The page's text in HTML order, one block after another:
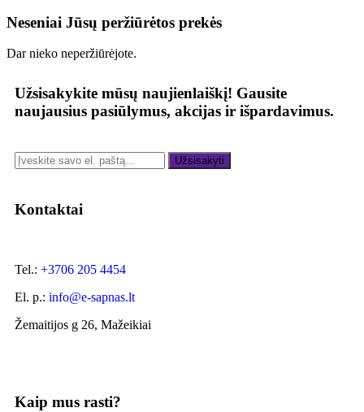
Neseniai Jūsų peržiūrėtos prekės
Dar nieko neperžiūrėjote.
Užsisakykite mūsų naujienlaiškį! Gausite
naujausius pasiūlymus, akcijas ir išpardavimus.
Užsisakyti
Kontaktai
Tel.: +3706 205 4454
El. p.: info@e-sapnas.lt
Žemaitijos g 26, Mažeikiai
Kaip mus rasti?